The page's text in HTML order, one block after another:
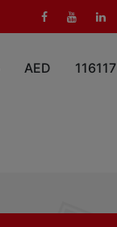
AED 116117